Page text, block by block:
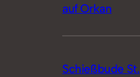
auf Orkan
Schießbude St.